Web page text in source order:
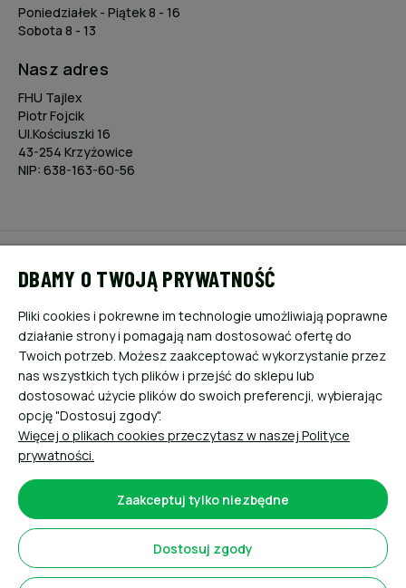
Poniedziałek - Piątek 8 - 16
Sobota 8 - 13
Nasz adres
FHU Tajlex
Piotr Fojcik
Ul.Kościuszki 16
43-254 Krzyżowice
NIP: 638-163-60-56
PŁATNOŚCI I DOSTAWA
INFORMACJE
O NAS
DBAMY O TWOJĄ PRYWATNOŚĆ
Pliki cookies i pokrewne im technologie umożliwiają poprawne
działanie strony i pomagają nam dostosować ofertę do
Twoich potrzeb. Możesz zaakceptować wykorzystanie przez
nas wszystkich tych plików i przejść do sklepu lub
dostosować użycie plików do swoich preferencji, wybierając
opcję "Dostosuj zgody".
Więcej o plikach cookies przeczytasz w naszej Polityce
prywatności.
Zaakceptuj tylko niezbędne
Dostosuj zgody